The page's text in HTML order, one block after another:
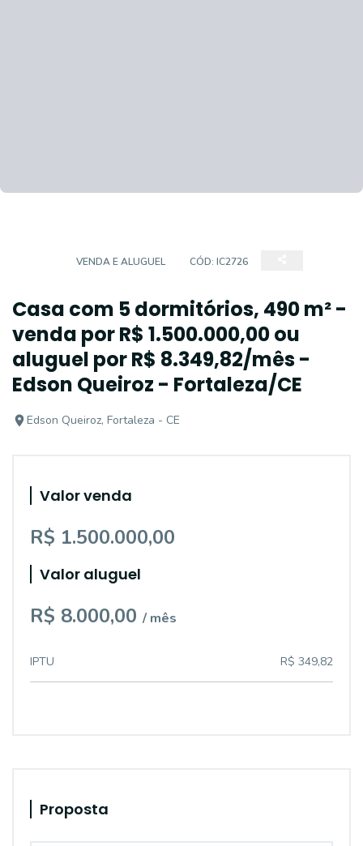
VENDA E ALUGUEL CÓD: IC2726
Casa com 5 dormitórios, 490 m² -
venda por R$ 1.500.000,00 ou
aluguel por R$ 8.349,82/mês -
Edson Queiroz - Fortaleza/CE
Edson Queiroz, Fortaleza - CE
Valor venda
R$ 1.500.000,00
Valor aluguel
R$ 8.000,00 / mês
IPTU R$ 349,82
Proposta